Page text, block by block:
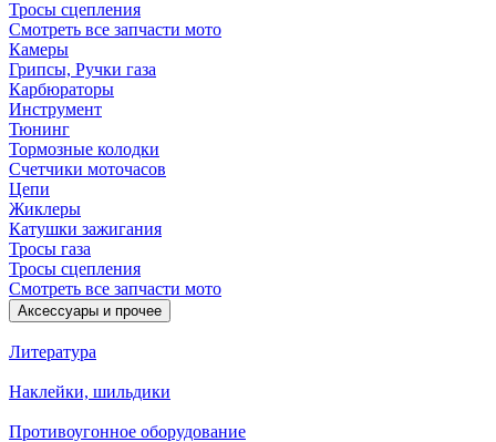
Тросы сцепления
Смотреть все запчасти мото
Камеры
Грипсы, Ручки газа
Карбюраторы
Инструмент
Тюнинг
Тормозные колодки
Счетчики моточасов
Цепи
Жиклеры
Катушки зажигания
Тросы газа
Тросы сцепления
Смотреть все запчасти мото
Аксессуары и прочее
Литература
Наклейки, шильдики
Противоугонное оборудование